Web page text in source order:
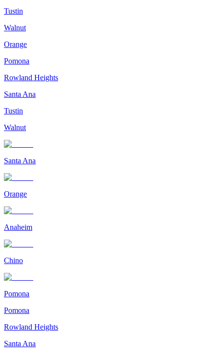
Tustin
Walnut
Orange
Pomona
Rowland Heights
Santa Ana
Tustin
Walnut
Santa Ana
Orange
Anaheim
Chino
Pomona
Pomona
Rowland Heights
Santa Ana